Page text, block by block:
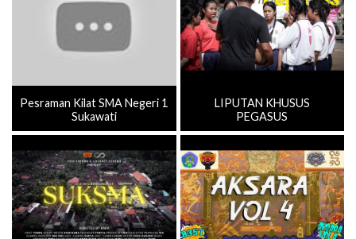
Pesraman Kilat SMA Negeri 1
Sukawati
LIPUTAN KHUSUS
PEGASUS